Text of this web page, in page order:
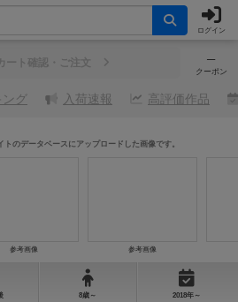
ログイン
─
クーポン
ート確認・ご注文
ング 入荷速報 高評価作品
参考画像 参考画像
トのデータベースにアップロードした画像です。
8歳～ 2018年～